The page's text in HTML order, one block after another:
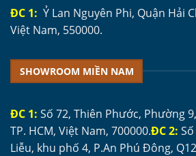
ĐC 1: Ỷ Lan Nguyên Phi, Quận Hải
Việt Nam, 550000.
SHOWROOM MIỀN NAM
ĐC 1: Số 72, Thiên Phước, Phường
TP. HCM, Việt Nam, 700000.ĐC 2:
Liễu, khu phố 4, P.An Phú Đông,